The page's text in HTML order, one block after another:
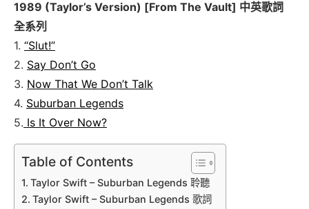
1989 (Taylor’s Version) [From The Vault] 中英歌詞
全系列
1. “Slut!”
2. Say Don’t Go
3. Now That We Don’t Talk
4. Suburban Legends
5. Is It Over Now?
Table of Contents
Taylor Swift – Suburban Legends 聆聽
Taylor Swift – Suburban Legends 歌詞